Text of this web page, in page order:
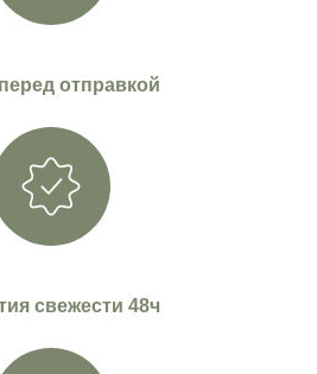
отправкой
свежести 48ч